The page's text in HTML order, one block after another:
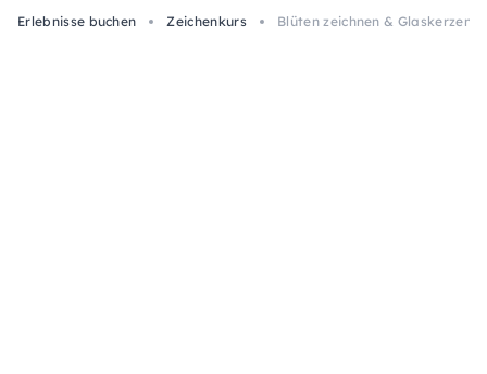
Erlebnisse buchen
Zeichenkurs Blüten zeichnen & Glaskerzen